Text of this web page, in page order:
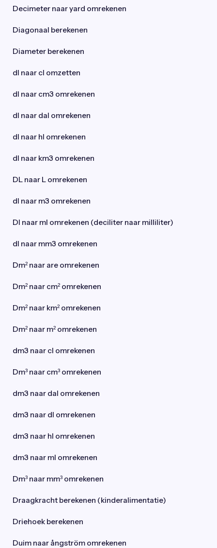
Decimeter naar yard omrekenen
Diagonaal berekenen
Diameter berekenen
dl naar cl omzetten
dl naar cm3 omrekenen
dl naar dal omrekenen
dl naar hl omrekenen
dl naar km3 omrekenen
DL naar L omrekenen
dl naar m3 omrekenen
Dl naar ml omrekenen (deciliter naar milliliter)
dl naar mm3 omrekenen
Dm² naar are omrekenen
Dm² naar cm² omrekenen
Dm² naar km² omrekenen
Dm² naar m² omrekenen
dm3 naar cl omrekenen
Dm³ naar cm³ omrekenen
dm3 naar dal omrekenen
dm3 naar dl omrekenen
dm3 naar hl omrekenen
dm3 naar ml omrekenen
Dm³ naar mm³ omrekenen
Draagkracht berekenen (kinderalimentatie)
Driehoek berekenen
Duim naar ångström omrekenen